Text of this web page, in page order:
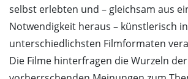
selbst erlebten und – gleichsam aus
Notwendigkeit heraus – künstlerisch
unterschiedlichsten Filmformaten
Die Filme hinterfragen die Wurzeln der